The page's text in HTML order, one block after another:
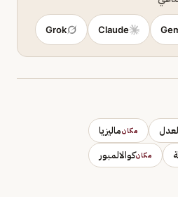
Claude
Grok
مكانماليزيا
مكانكوالالمبور